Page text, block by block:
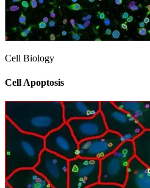
Cell Biology
Cell Apoptosis